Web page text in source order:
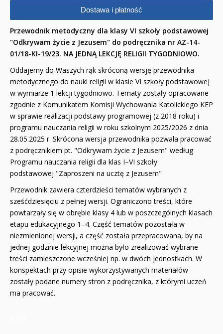
Pomoce dydaktyczne
Naklejki
Puzzle
Promocje
QUIZY I ŁAMIGŁÓWKI NA WAKACJE -35%
PROMOCJA ZESTAWY STARTOWE KAKADU
WYPRZEDAŻ
RELIGIJNE
PORADNIKI
DLA DZIECI
Dostawa i płatność
Przewodnik metodyczny dla klasy VI szkoły podstawowej
"Odkrywam życie z Jezusem" do podręcznika nr AZ-14-
01/18-KI-19/23. NA JEDNĄ LEKCJĘ RELIGII TYGODNIOWO.
Oddajemy do Waszych rąk skróconą wersję przewodnika
metodycznego do nauki religii w klasie VI szkoły podstawowej
w wymiarze 1 lekcji tygodniowo. Tematy zostały opracowane
zgodnie z Komunikatem Komisji Wychowania Katolickiego KEP
w sprawie realizacji podstawy programowej (z 2018 roku) i
programu nauczania religii w roku szkolnym 2025/2026 z dnia
28.05.2025 r. Skrócona wersja przewodnika pozwala pracować
z podręcznikiem pt. "Odkrywam życie z Jezusem" według
Programu nauczania religii dla klas I–VI szkoły
podstawowej "Zaproszeni na ucztę z Jezusem"
Przewodnik zawiera czterdzieści tematów wybranych z
sześćdziesięciu z pełnej wersji. Ograniczono treści, które
powtarzały się w obrębie klasy 4 lub w poszczególnych klasach
etapu edukacyjnego 1–4. Część tematów pozostała w
niezmienionej wersji, a część została przepracowana, by na
jednej godzinie lekcyjnej można było zrealizować wybrane
treści zamieszczone wcześniej np. w dwóch jednostkach. W
konspektach przy opisie wykorzystywanych materiałów
zostały podane numery stron z podręcznika, z którymi uczeń
ma pracować.